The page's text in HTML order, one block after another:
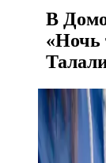
В
«Ночь